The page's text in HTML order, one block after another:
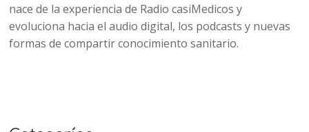
nace de la experiencia de Radio casiMedicos y
evoluciona hacia el audio digital, los podcasts y nuevas
formas de compartir conocimiento sanitario.